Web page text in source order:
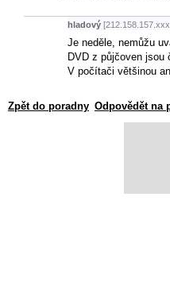
hladový
Je neděle, nemůžu
DVD z půjčoven jsou
V počítači většinou
Zpět do poradny Odpovědět na